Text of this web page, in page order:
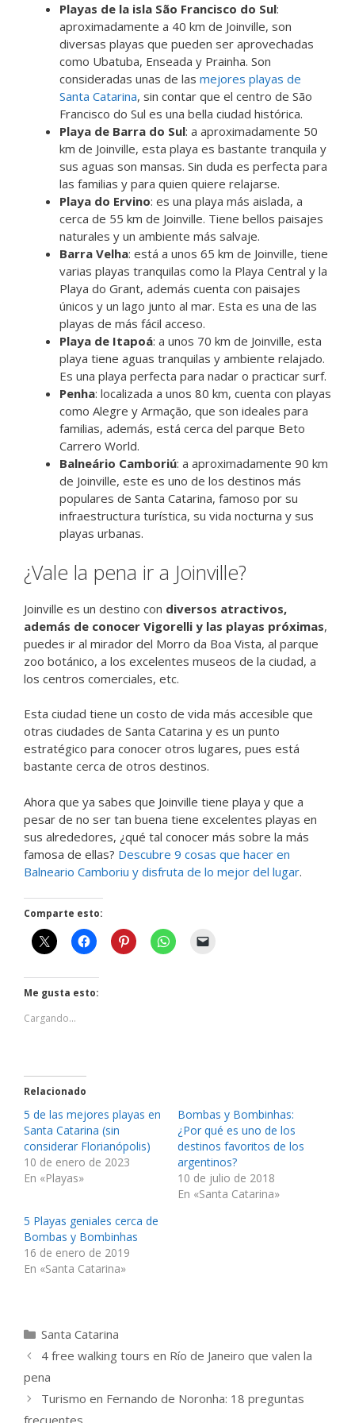
Playas de la isla São Francisco do Sul:
aproximadamente a 40 km de Joinville, son
diversas playas que pueden ser aprovechadas
como Ubatuba, Enseada y Prainha. Son
consideradas unas de las mejores playas de
Santa Catarina, sin contar que el centro de São
Francisco do Sul es una bella ciudad histórica.
Playa de Barra do Sul: a aproximadamente 50
km de Joinville, esta playa es bastante tranquila y
sus aguas son mansas. Sin duda es perfecta para
las familias y para quien quiere relajarse.
Playa do Ervino: es una playa más aislada, a
cerca de 55 km de Joinville. Tiene bellos paisajes
naturales y un ambiente más salvaje.
Barra Velha: está a unos 65 km de Joinville, tiene
varias playas tranquilas como la Playa Central y la
Playa do Grant, además cuenta con paisajes
únicos y un lago junto al mar. Esta es una de las
playas de más fácil acceso.
Playa de Itapoá: a unos 70 km de Joinville, esta
playa tiene aguas tranquilas y ambiente relajado.
Es una playa perfecta para nadar o practicar surf.
Penha: localizada a unos 80 km, cuenta con playas
como Alegre y Armação, que son ideales para
familias, además, está cerca del parque Beto
Carrero World.
Balneário Camboriú: a aproximadamente 90 km
de Joinville, este es uno de los destinos más
populares de Santa Catarina, famoso por su
infraestructura turística, su vida nocturna y sus
playas urbanas.
¿Vale la pena ir a Joinville?
Joinville es un destino con diversos atractivos,
además de conocer Vigorelli y las playas próximas,
puedes ir al mirador del Morro da Boa Vista, al parque
zoo botánico, a los excelentes museos de la ciudad, a
los centros comerciales, etc.
Esta ciudad tiene un costo de vida más accesible que
otras ciudades de Santa Catarina y es un punto
estratégico para conocer otros lugares, pues está
bastante cerca de otros destinos.
Ahora que ya sabes que Joinville tiene playa y que a
pesar de no ser tan buena tiene excelentes playas en
sus alrededores, ¿qué tal conocer más sobre la más
famosa de ellas? Descubre 9 cosas que hacer en
Balneario Camboriu y disfruta de lo mejor del lugar.
Comparte esto:
Me gusta esto:
Cargando...
Relacionado
5 de las mejores playas en
Santa Catarina (sin
considerar Florianópolis)
10 de enero de 2023
En «Playas»
Bombas y Bombinhas:
¿Por qué es uno de los
destinos favoritos de los
argentinos?
10 de julio de 2018
En «Santa Catarina»
5 Playas geniales cerca de
Bombas y Bombinhas
16 de enero de 2019
En «Santa Catarina»
Categorías
Santa Catarina
4 free walking tours en Río de Janeiro que valen la
pena
Turismo en Fernando de Noronha: 18 preguntas